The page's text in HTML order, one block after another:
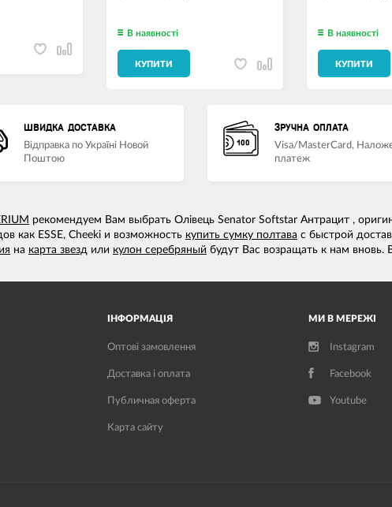
В наявності
КУПИТИ
В наявності
КУПИТИ
ШВИДКА ДОСТАВКА
Відправка по Україні Новой
Поштою
ЗРУЧНА ОПЛАТА
Visa/MasterCard,
платеж
рекомендуем Вам выбрать Олівець Senator Softstar Антрацит ,
как ESSE, Cheeki и возможность купить сумку полтава с быстрой
на карта звезд или кулон серебряный будут Вас возращать к нам вновь.
ІНФОРМАЦІЯ
Оптові замовлення
Доставка і оплата
Публичная оферта
Карта сайту
МИ В МЕРЕЖІ
Instagram
Facebook
Youtube